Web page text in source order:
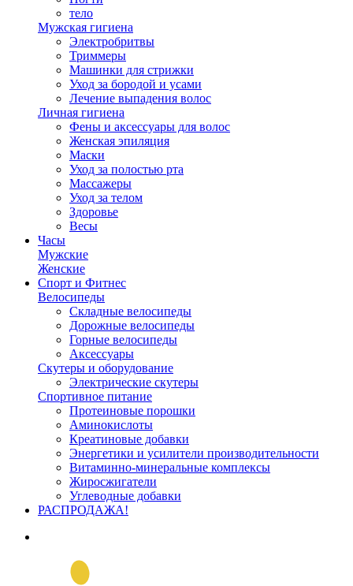
тело
Мужская гигиена
Электробритвы
Триммеры
Машинки для стрижки
Уход за бородой и усами
Лечение выпадения волос
Личная гигиена
Фены и аксессуары для волос
Женская эпиляция
Маски
Уход за полостью рта
Массажеры
Уход за телом
Здоровье
Весы
Часы
Мужские
Женские
Спорт и Фитнес
Велосипеды
Складные велосипеды
Дорожные велосипеды
Горные велосипеды
Аксессуары
Скутеры и оборудование
Электрические скутеры
Спортивное питание
Протеиновые порошки
Аминокислоты
Креатиновые добавки
Энергетики и усилители производительности
Витаминно-минеральные комплексы
Жиросжигатели
Углеводные добавки
РАСПРОДАЖА!